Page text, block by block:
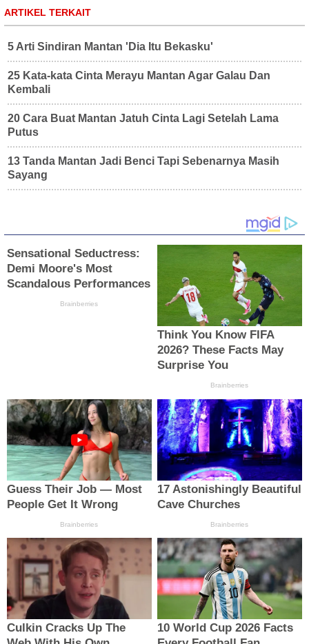
ARTIKEL TERKAIT
5 Arti Sindiran Mantan 'Dia Itu Bekasku'
25 Kata-kata Cinta Merayu Mantan Agar Galau Dan
Kembali
20 Cara Buat Mantan Jatuh Cinta Lagi Setelah Lama
Putus
13 Tanda Mantan Jadi Benci Tapi Sebenarnya Masih
Sayang